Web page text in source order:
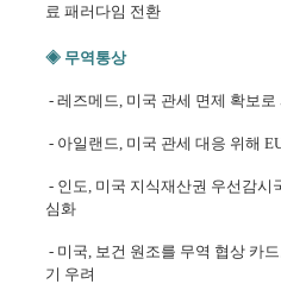
료 패러다임 전환
◈ 무역통상
- 레즈메드, 미국 관세 면제 확보
- 아일랜드, 미국 관세 대응 위해
- 인도, 미국 지식재산권 우선감시
심화
- 미국, 보건 원조를 무역 협상 카
기 우려